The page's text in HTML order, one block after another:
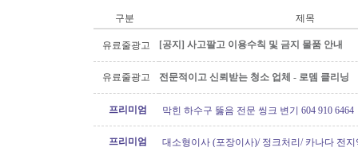
구분 제목
유료줄광고 [공지] 사고팔고 이용수칙 및 금지 물품 안내
유료줄광고 전문적이고 신뢰받는 청소 업체 - 로뎀 클리닝
프리미엄 막힌 하수구 뚫음 전문 씽크 변기 604 910 6464
프리미엄
대소형이사 (포장이사)/ 정크처리/ 카나다 전